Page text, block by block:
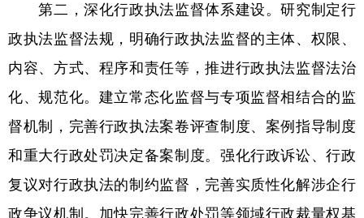
第二，深化行政执法监督体系建设。研究制定行
政执法监督法规，明确行政执法监督的主体、权限、
内容、方式、程序和责任等，推进行政执法监督法治
化、规范化。建立常态化监督与专项监督相结合的监
督机制，完善行政执法案卷评查制度、案例指导制度
和重大行政处罚决定备案制度。强化行政诉讼、行政
复议对行政执法的制约监督，完善实质性化解涉企行
政争议机制。加快完善行政处罚等领域行政裁量权基